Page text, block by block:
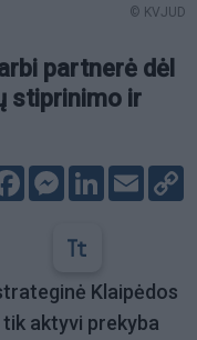
© KVJUD
partnerė dėl
stiprinimo ir
FacebookMessenger
LinkedIn
Email
Klaipėdos
aktyvi prekyba